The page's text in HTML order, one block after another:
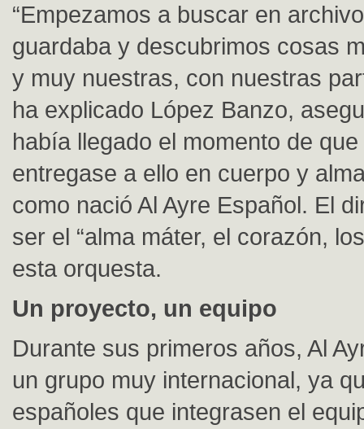
“Empezamos a buscar en
guardaba y descubrimos cosas
y muy nuestras, con nuestras
ha explicado López Banzo,
había llegado el momento de
entregase a ello en cuerpo y
como nació Al Ayre Español. El
ser el “alma máter, el corazón,
esta orquesta.
Un proyecto, un equipo
Durante sus primeros años, Al
un grupo muy internacional, ya
españoles que integrasen el